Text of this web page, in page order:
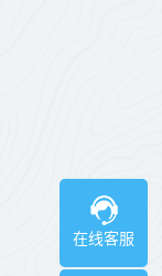
在线客服